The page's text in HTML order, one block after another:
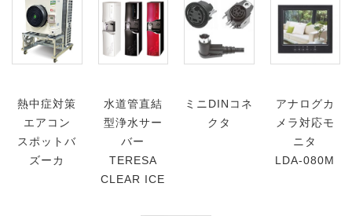
熱中症対策
エアコン
スポットバ
ズーカ
水道管直結
型浄水サー
バー
TERESA
CLEAR ICE
ミニDINコネ
クタ
アナログカ
メラ対応モ
ニタ
LDA-080M